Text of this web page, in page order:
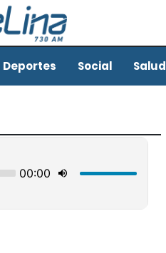
Deportes Social Salud